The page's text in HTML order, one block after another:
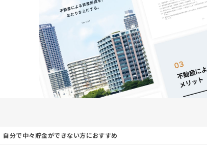
自分で中々貯金ができない方におすすめ